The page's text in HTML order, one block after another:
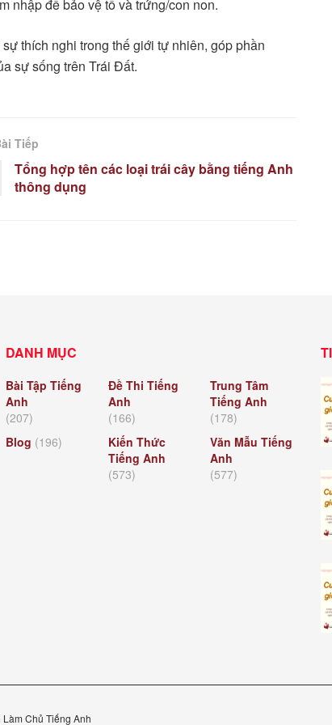
nhập để bảo vệ tổ và trứng/con non.
thích nghi trong thế giới tự nhiên, góp phần
sự sống trên Trái Đất.
Tiếp
Tổng hợp tên các loại trái cây bằng tiếng Anh
thông dụng
DANH MỤC
Bài Tập Tiếng
Anh
(207)
Blog (196)
Đề Thi Tiếng
Anh
(166)
Kiến Thức
Tiếng Anh
(573)
Trung Tâm
Tiếng Anh
(178)
Văn Mẫu Tiếng
Anh
(577)
Chủ Tiếng Anh